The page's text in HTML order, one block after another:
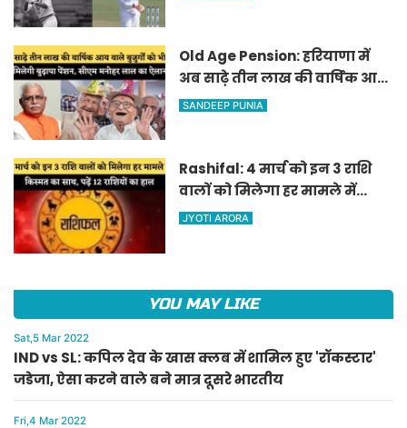
Old Age Pension: हरियाणा में
अब साढ़े तीन लाख की वार्षिक आय
वाले बुजुर्गों को भी मिलेगी बुढ़ापा
SANDEEP PUNIA
Rashifal: 4 मार्च को इन 3 राशि
वालों को मिलेगा हर मामले में
किस्मत का साथ, पढ़ें 12 राशियों का
JYOTI ARORA
YOU MAY LIKE
Sat,5 Mar 2022
IND vs SL: कपिल देव के खास क्लब में शामिल हुए 'रॉकस्टार'
जडेजा, ऐसा करने वाले बने मात्र दूसरे भारतीय
Fri,4 Mar 2022